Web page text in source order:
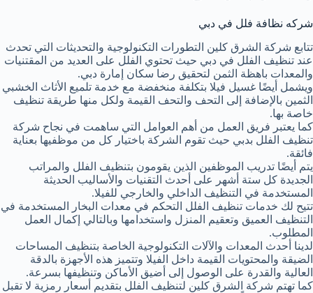
شركه نظافة فلل في دبي
تتابع شركة الشرق كلين التطورات التكنولوجية والتحديثات التي تحدث
عند تنظيف الفلل في دبي حيث تحتوي الفلل على العديد من المقتنيات
والمعدات باهظة الثمن لتحقيق رضا سكان إمارة دبي.
ويشمل أيضًا غسيل فيلا بتكلفة منخفضة مع خدمة تلميع الأثاث الخشبي
الثمين بالإضافة إلى التحف والتحف القيمة ولكل منها طريقة تنظيف
خاصة بها.
كما يعتبر فريق العمل من أهم العوامل التي ساهمت في نجاح شركة
تنظيف الفلل بدبي حيث تقوم الشركة باختيار كل من موظفيها بعناية
فائقة.
يتم أيضًا تدريب الموظفين الذين يقومون بتنظيف الفلل والمراتب
الجديدة كل ستة أشهر على أحدث التقنيات والأساليب الحديثة
المستخدمة في التنظيف الداخلي والخارجي للفيلا.
تتيح لك خدمات تنظيف الفلل التحكم في معدات البخار المستخدمة في
التنظيف العميق وتعقيم المنزل واستخدامها وبالتالي إكمال العمل
المطلوب.
لدينا أحدث المعدات والآلات التكنولوجية الخاصة بتنظيف المساحات
الضيقة والمحتويات القيمة داخل الفيلا وتتميز هذه الأجهزة بالدقة
العالية والقدرة على الوصول إلى أضيق الأماكن وتنظيفها بسرعة.
كما تهتم شركة الشرق كلين لتنظيف الفلل بتقديم أسعار رمزية لا تقبل